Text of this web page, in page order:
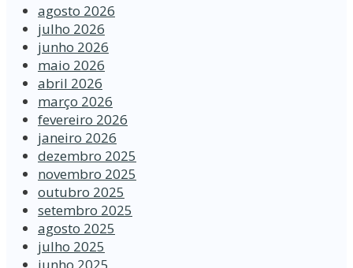
agosto 2026
julho 2026
junho 2026
maio 2026
abril 2026
março 2026
fevereiro 2026
janeiro 2026
dezembro 2025
novembro 2025
outubro 2025
setembro 2025
agosto 2025
julho 2025
junho 2025